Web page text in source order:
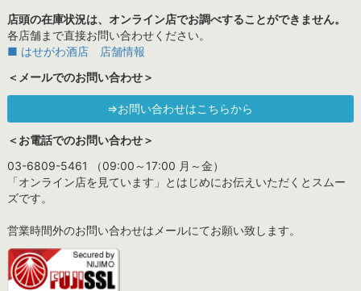
店頭の在庫状況は、オンライン店でお調べすることができません。
各店舗まで直接お問い合わせください。
■ はせがわ酒店 店舗情報
＜メールでのお問い合わせ＞
⇒お問い合わせはこちらから
＜お電話でのお問い合わせ＞
03-6809-5461 （09:00～17:00 月～金）
「オンライン店を見ています」とはじめにお伝えいただくとスムー
ズです。
営業時間外のお問い合わせはメールにてお願い致します。